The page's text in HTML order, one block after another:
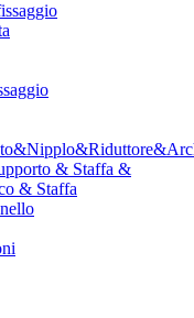
& Staffa &
& Staffa